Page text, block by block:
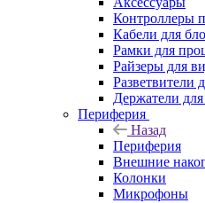
Контроллеры
Кабели для
Рамки для
Райзеры для
Разветвители
Держатели
Периферия
Назад
Периферия
Внешние
Колонки
Микрофоны